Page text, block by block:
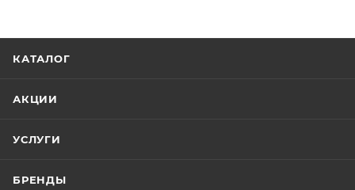
КАТАЛОГ
АКЦИИ
УСЛУГИ
БРЕНДЫ